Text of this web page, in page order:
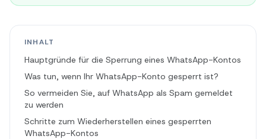
INHALT
Hauptgründe für die Sperrung eines WhatsApp-Kontos
Was tun, wenn Ihr WhatsApp-Konto gesperrt ist?
So vermeiden Sie, auf WhatsApp als Spam gemeldet
zu werden
Schritte zum Wiederherstellen eines gesperrten
WhatsApp-Kontos